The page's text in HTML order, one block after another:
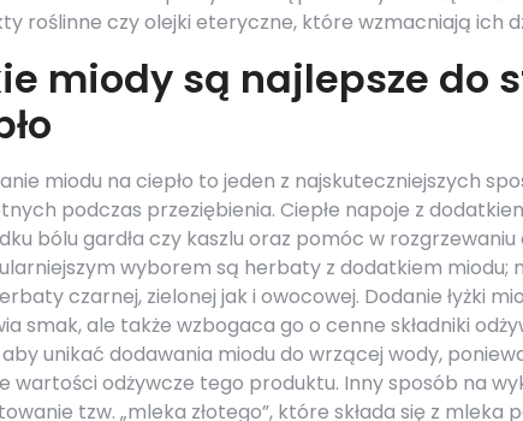
roślinne czy olejki eteryczne, które wzmacniają ich
miody są najlepsze do
miodu na ciepło to jeden z najskuteczniejszych
podczas przeziębienia. Ciepłe napoje z
bólu gardła czy kaszlu oraz pomóc w
wyborem są herbaty z dodatkiem miodu;
czarnej, zielonej jak i owocowej. Dodanie łyżki
smak, ale także wzbogaca go o cenne składniki
unikać dodawania miodu do wrzącej wody,
wartości odżywcze tego produktu. Inny sposób na
tzw. „mleka złotego”, które składa się z